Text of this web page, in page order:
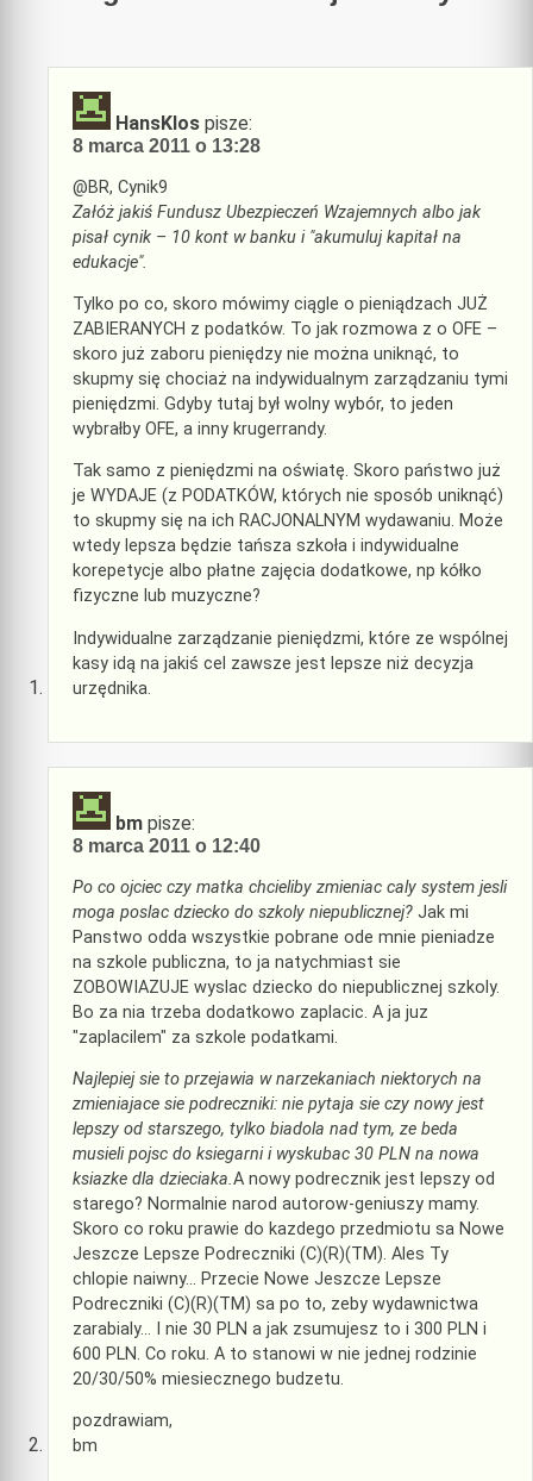
HansKlos pisze:
8 marca 2011 o 13:28
@BR, Cynik9
Załóż jakiś Fundusz Ubezpieczeń Wzajemnych albo jak
pisał cynik – 10 kont w banku i "akumuluj kapitał na
edukacje".
Tylko po co, skoro mówimy ciągle o pieniądzach JUŻ
ZABIERANYCH z podatków. To jak rozmowa z o OFE –
skoro już zaboru pieniędzy nie można uniknąć, to
skupmy się chociaż na indywidualnym zarządzaniu tymi
pieniędzmi. Gdyby tutaj był wolny wybór, to jeden
wybrałby OFE, a inny krugerrandy.
Tak samo z pieniędzmi na oświatę. Skoro państwo już
je WYDAJE (z PODATKÓW, których nie sposób uniknąć)
to skupmy się na ich RACJONALNYM wydawaniu. Może
wtedy lepsza będzie tańsza szkoła i indywidualne
korepetycje albo płatne zajęcia dodatkowe, np kółko
fizyczne lub muzyczne?
Indywidualne zarządzanie pieniędzmi, które ze wspólnej
kasy idą na jakiś cel zawsze jest lepsze niż decyzja
urzędnika.
bm pisze:
8 marca 2011 o 12:40
Po co ojciec czy matka chcieliby zmieniac caly system jesli
moga poslac dziecko do szkoly niepublicznej? Jak mi
Panstwo odda wszystkie pobrane ode mnie pieniadze
na szkole publiczna, to ja natychmiast sie
ZOBOWIAZUJE wyslac dziecko do niepublicznej szkoly.
Bo za nia trzeba dodatkowo zaplacic. A ja juz
"zaplacilem" za szkole podatkami.
Najlepiej sie to przejawia w narzekaniach niektorych na
zmieniajace sie podreczniki: nie pytaja sie czy nowy jest
lepszy od starszego, tylko biadola nad tym, ze beda
musieli pojsc do ksiegarni i wyskubac 30 PLN na nowa
ksiazke dla dzieciaka.A nowy podrecznik jest lepszy od
starego? Normalnie narod autorow-geniuszy mamy.
Skoro co roku prawie do kazdego przedmiotu sa Nowe
Jeszcze Lepsze Podreczniki (C)(R)(TM). Ales Ty
chlopie naiwny… Przecie Nowe Jeszcze Lepsze
Podreczniki (C)(R)(TM) sa po to, zeby wydawnictwa
zarabialy… I nie 30 PLN a jak zsumujesz to i 300 PLN i
600 PLN. Co roku. A to stanowi w nie jednej rodzinie
20/30/50% miesiecznego budzetu.
pozdrawiam,
bm